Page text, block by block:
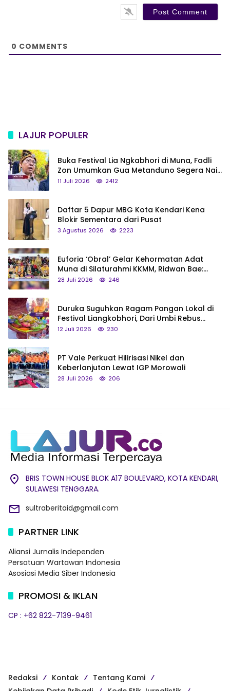
0 COMMENTS
LAJUR POPULER
Buka Festival Lia Ngkabhori di Muna, Fadli
Zon Umumkan Gua Metanduno Segera Naik
Status Jadi Cagar Budaya Nasional
11 Juli 2026 2412
Daftar 5 Dapur MBG Kota Kendari Kena
Blokir Sementara dari Pusat
3 Agustus 2026 2223
Euforia ‘Obral’ Gelar Kehormatan Adat
Muna di Silaturahmi KKMM, Ridwan Bae:
Saya Bukan Tipe Begitu, Belum Pantas!
28 Juli 2026 246
Duruka Suguhkan Ragam Pangan Lokal di
Festival Liangkobhori, Dari Umbi Rebus
hingga Tumpeng Beras Muna
12 Juli 2026 230
PT Vale Perkuat Hilirisasi Nikel dan
Keberlanjutan Lewat IGP Morowali
28 Juli 2026 206
BRIS TOWN HOUSE BLOK A17 BOULEVARD, KOTA KENDARI,
SULAWESI TENGGARA.
sultraberitaid@gmail.com
PARTNER LINK
Aliansi Jurnalis Independen
Persatuan Wartawan Indonesia
Asosiasi Media Siber Indonesia
PROMOSI & IKLAN
CP : +62 822-7139-9461
Redaksi Kontak
Tentang Kami